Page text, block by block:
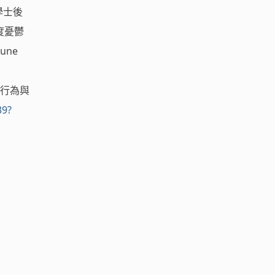
後
憂鬱
為與